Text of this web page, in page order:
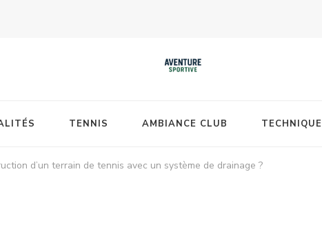
TENNIS AMBIANCE CLUB TECHNIQUE
d’un terrain de tennis avec un système de drainage ?